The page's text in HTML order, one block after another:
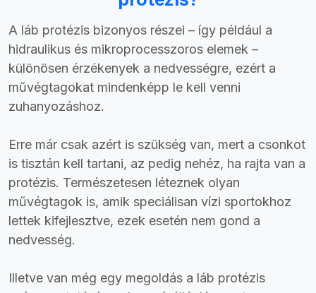
A láb protézis bizonyos részei – így például a
hidraulikus és mikroprocesszoros elemek –
különösen érzékenyek a nedvességre, ezért a
művégtagokat mindenképp le kell venni
zuhanyozáshoz.
Erre már csak azért is szükség van, mert a csonkot
is tisztán kell tartani, az pedig nehéz, ha rajta van a
protézis. Természetesen léteznek olyan
művégtagok is, amik speciálisan vízi sportokhoz
lettek kifejlesztve, ezek esetén nem gond a
nedvesség.
Illetve van még egy megoldás a láb protézis